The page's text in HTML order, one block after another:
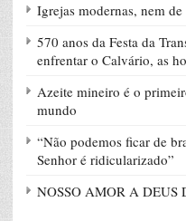
Igrejas modernas, nem de
570 anos da Festa da
enfrentar o Calvário, as
Azeite mineiro é o
mundo
“Não podemos ficar de
Senhor é ridicularizado”
NOSSO AMOR A DEUS